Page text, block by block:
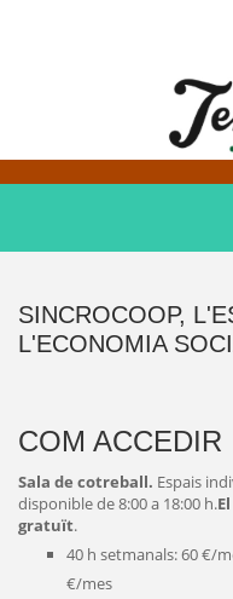
CAL TEMERARI
FER-ME SOCI/A
PROJECTES
SINCROCOOP,
L'ECONOMIA
COM ACCEDIR
Sala de cotreball. Espais
disponible de 8:00 a 18:00 h.
gratuït.
40 h setmanals: 60 €/
€/mes